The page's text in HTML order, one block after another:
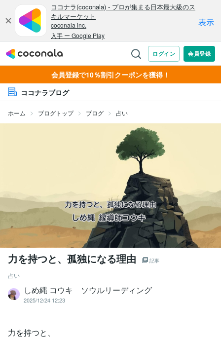
会員登録で10％割引クーポンを獲得！
ココナラブログ
ホーム ブログトップ ブログ 占い
力を持つと、孤独になる理由 記事
占い
しめ縄 コウキ ソウルリーディング
2025/12/24 12:23
力を持つと、